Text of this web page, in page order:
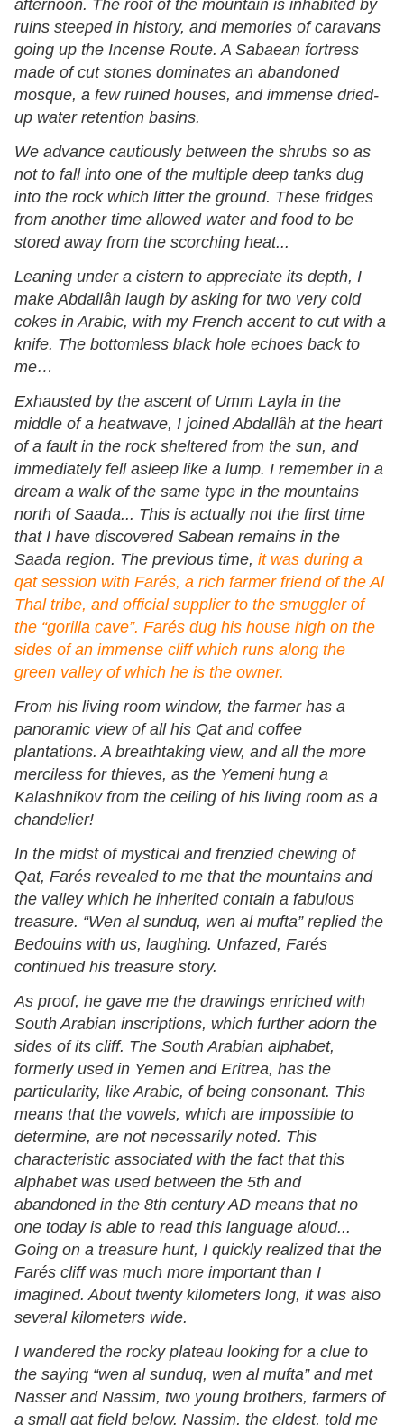
afternoon. The roof of the mountain is inhabited by
ruins steeped in history, and memories of caravans
going up the Incense Route. A Sabaean fortress
made of cut stones dominates an abandoned
mosque, a few ruined houses, and immense dried-
up water retention basins.
We advance cautiously between the shrubs so as
not to fall into one of the multiple deep tanks dug
into the rock which litter the ground. These fridges
from another time allowed water and food to be
stored away from the scorching heat...
Leaning under a cistern to appreciate its depth, I
make Abdallâh laugh by asking for two very cold
cokes in Arabic, with my French accent to cut with a
knife. The bottomless black hole echoes back to
me…
Exhausted by the ascent of Umm Layla in the
middle of a heatwave, I joined Abdallâh at the heart
of a fault in the rock sheltered from the sun, and
immediately fell asleep like a lump. I remember in a
dream a walk of the same type in the mountains
north of Saada... This is actually not the first time
that I have discovered Sabean remains in the
Saada region. The previous time, it was during a
qat session with Farés, a rich farmer friend of the Al
Thal tribe, and official supplier to the smuggler of
the “gorilla cave”. Farés dug his house high on the
sides of an immense cliff which runs along the
green valley of which he is the owner.
From his living room window, the farmer has a
panoramic view of all his Qat and coffee
plantations. A breathtaking view, and all the more
merciless for thieves, as the Yemeni hung a
Kalashnikov from the ceiling of his living room as a
chandelier!
In the midst of mystical and frenzied chewing of
Qat, Farés revealed to me that the mountains and
the valley which he inherited contain a fabulous
treasure. “Wen al sunduq, wen al mufta” replied the
Bedouins with us, laughing. Unfazed, Farés
continued his treasure story.
As proof, he gave me the drawings enriched with
South Arabian inscriptions, which further adorn the
sides of its cliff. The South Arabian alphabet,
formerly used in Yemen and Eritrea, has the
particularity, like Arabic, of being consonant. This
means that the vowels, which are impossible to
determine, are not necessarily noted. This
characteristic associated with the fact that this
alphabet was used between the 5th and
abandoned in the 8th century AD means that no
one today is able to read this language aloud...
Going on a treasure hunt, I quickly realized that the
Farés cliff was much more important than I
imagined. About twenty kilometers long, it was also
several kilometers wide.
I wandered the rocky plateau looking for a clue to
the saying “wen al sunduq, wen al mufta” and met
Nasser and Nassim, two young brothers, farmers of
a small qat field below. Nassim, the eldest, told me